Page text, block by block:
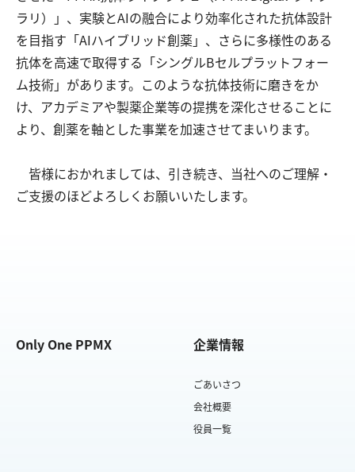
ラリ）」、実験とAIの融合により効率化された抗体設計
を目指す「AIハイブリッド創薬」、さらに多様性のある
抗体を高速で取得する「シングルBセルプラットフォー
ム技術」があります。このような抗体技術に磨きをか
け、アカデミアや製薬企業等の提携を深化させることに
より、創薬を軸とした事業を加速させてまいります。
皆様におかれましては、引き続き、当社へのご理解・
ご支援のほどよろしくお願いいたします。
Only One PPMX 企業情報
ごあいさつ
会社概要
役員一覧